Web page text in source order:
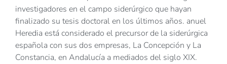
investigadores en el campo siderúrgico que hayan
finalizado su tesis doctoral en los últimos años. anuel
Heredia está considerado el precursor de la siderúrgica
española con sus dos empresas, La Concepción y La
Constancia, en Andalucía a mediados del siglo XIX.